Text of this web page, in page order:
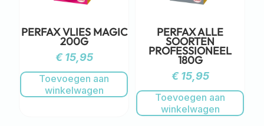
PERFAX VLIES MAGIC
200G
€15,95
Toevoegen aan
winkelwagen
PERFAX ALLE
SOORTEN
PROFESSIONEEL
180G
€15,95
Toevoegen aan
winkelwagen